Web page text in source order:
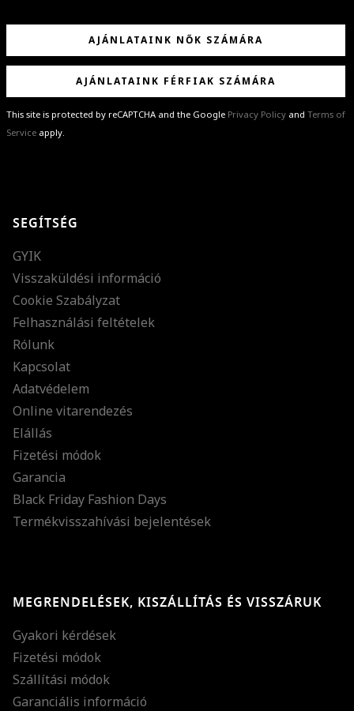
AJÁNLATAINK NŐK SZÁMÁRA
AJÁNLATAINK FÉRFIAK SZÁMÁRA
This site is protected by reCAPTCHA and the Google Privacy Policy and Terms of
Service apply.
különleges ajánlatainkat és stílustippjeinket!
SEGÍTSÉG
GYIK
Visszaküldési információ
Cookie Szabályzat
Felhasználási feltételek
Rólunk
Kapcsolat
Adatvédelem
Online vitarendezés
Elállás
Fizetési módok
Garancia
Black Friday Fashion Days
Termékvisszahívási bejelentések
MEGRENDELÉSEK, KISZÁLLÍTÁS ÉS VISSZÁRUK
Gyakori kérdések
Fizetési módok
Szállítási módok
Garanciális információ